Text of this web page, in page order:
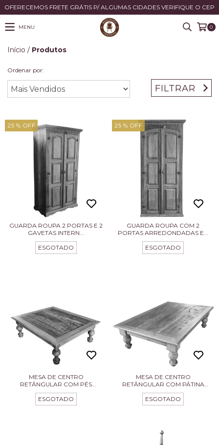
OFERECEMOS FRETE GRÁTIS P/ ALGUMAS CIDADES VERIFIQUE O CEP
MENU 0
Início / Produtos
Ordenar por:
FILTRAR
25 % OFF
GUARDA ROUPA 2 PORTAS E 2
GAVETAS INTERN...
ESGOTADO
25 % OFF
GUARDA ROUPA COM 2
PORTAS ARREDONDADAS E...
ESGOTADO
MESA DE CENTRO
RETÂNGULAR COM PÉS
TORNEA...
ESGOTADO
MESA DE CENTRO
RETÂNGULAR COM PÁTINA
VER...
ESGOTADO